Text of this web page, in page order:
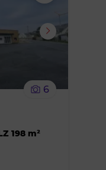
ou
6
198 m²